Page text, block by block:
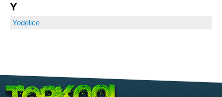
Y
Yodelice